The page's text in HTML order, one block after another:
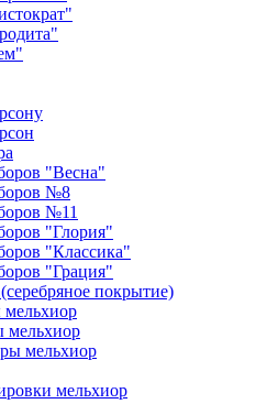
"Весна"
№8
№11
"Глория"
"Классика"
"Грация"
покрытие)
мельхиор
мельхиор
мельхиор